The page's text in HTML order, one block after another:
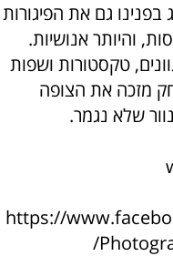
גם את הפיגורות
והיותר אנושיות.
טקסטורות ושפות
מזכה את הצופה
שלא נגמר.
https://